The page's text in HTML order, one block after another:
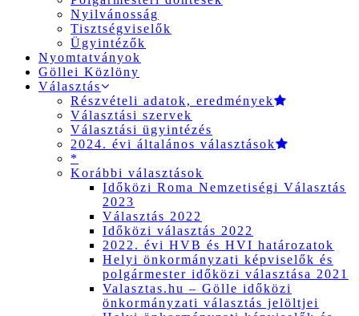
Nyilvánosság
Tisztségviselők
Ügyintézők
Nyomtatványok
Göllei Közlöny
Választás
Részvételi adatok, eredmények
Választási szervek
Választási ügyintézés
2024. évi általános választások
*
Korábbi választások
Időközi Roma Nemzetiségi Választás
2023
Választás 2022
Időközi választás 2022
2022. évi HVB és HVI határozatok
Helyi önkormányzati képviselők és
polgármester időközi választása 2021
Valasztas.hu – Gölle időközi
önkormányzati választás jelöltjei